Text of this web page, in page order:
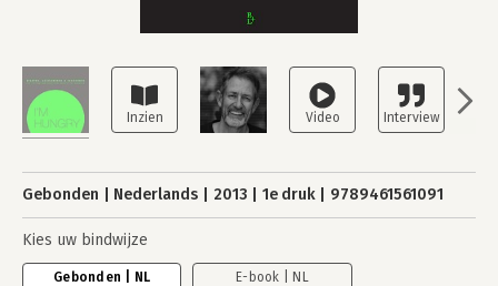
Gebonden Nederlands 2013 1e druk 9789461561091
Kies uw bindwijze
Gebonden | NL E-book | NL